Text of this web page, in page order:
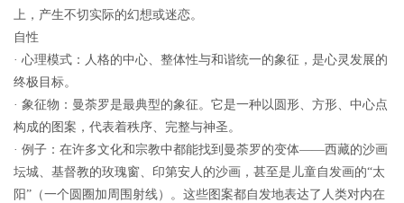
上，产生不切实际的幻想或迷恋。
自性
· 心理模式：人格的中心、整体性与和谐统一的象征，是心灵发展的
终极目标。
· 象征物：曼荼罗是最典型的象征。它是一种以圆形、方形、中心点
构成的图案，代表着秩序、完整与神圣。
· 例子：在许多文化和宗教中都能找到曼荼罗的变体——西藏的沙画
坛城、基督教的玫瑰窗、印第安人的沙画，甚至是儿童自发画的“太
阳”（一个圆圈加周围射线）。这些图案都自发地表达了人类对内在